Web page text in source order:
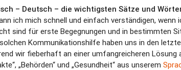
– Deutsch – die wichtigsten Sätze und
ich mich schnell und einfach verständigen,
sind für erste Begegnungen und in bestimmten
Kommunikationshilfe haben uns in den
wir fieberhaft an einer umfangreicheren
„Behörden“ und „Gesundheit“ aus unserem